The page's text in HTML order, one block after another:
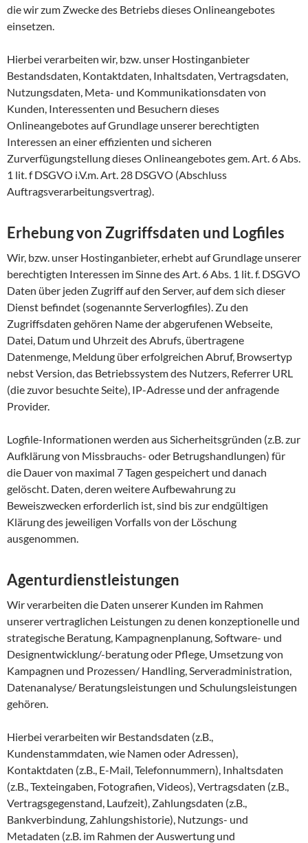
die wir zum Zwecke des Betriebs dieses Onlineangebotes
einsetzen.
Hierbei verarbeiten wir, bzw. unser Hostinganbieter
Bestandsdaten, Kontaktdaten, Inhaltsdaten, Vertragsdaten,
Nutzungsdaten, Meta- und Kommunikationsdaten von
Kunden, Interessenten und Besuchern dieses
Onlineangebotes auf Grundlage unserer berechtigten
Interessen an einer effizienten und sicheren
Zurverfügungstellung dieses Onlineangebotes gem. Art. 6 Abs.
1 lit. f DSGVO i.V.m. Art. 28 DSGVO (Abschluss
Auftragsverarbeitungsvertrag).
Erhebung von Zugriffsdaten und Logfiles
Wir, bzw. unser Hostinganbieter, erhebt auf Grundlage unserer
berechtigten Interessen im Sinne des Art. 6 Abs. 1 lit. f. DSGVO
Daten über jeden Zugriff auf den Server, auf dem sich dieser
Dienst befindet (sogenannte Serverlogfiles). Zu den
Zugriffsdaten gehören Name der abgerufenen Webseite,
Datei, Datum und Uhrzeit des Abrufs, übertragene
Datenmenge, Meldung über erfolgreichen Abruf, Browsertyp
nebst Version, das Betriebssystem des Nutzers, Referrer URL
(die zuvor besuchte Seite), IP-Adresse und der anfragende
Provider.
Logfile-Informationen werden aus Sicherheitsgründen (z.B. zur
Aufklärung von Missbrauchs- oder Betrugshandlungen) für
die Dauer von maximal 7 Tagen gespeichert und danach
gelöscht. Daten, deren weitere Aufbewahrung zu
Beweiszwecken erforderlich ist, sind bis zur endgültigen
Klärung des jeweiligen Vorfalls von der Löschung
ausgenommen.
Agenturdienstleistungen
Wir verarbeiten die Daten unserer Kunden im Rahmen
unserer vertraglichen Leistungen zu denen konzeptionelle und
strategische Beratung, Kampagnenplanung, Software- und
Designentwicklung/-beratung oder Pflege, Umsetzung von
Kampagnen und Prozessen/ Handling, Serveradministration,
Datenanalyse/ Beratungsleistungen und Schulungsleistungen
gehören.
Hierbei verarbeiten wir Bestandsdaten (z.B.,
Kundenstammdaten, wie Namen oder Adressen),
Kontaktdaten (z.B., E-Mail, Telefonnummern), Inhaltsdaten
(z.B., Texteingaben, Fotografien, Videos), Vertragsdaten (z.B.,
Vertragsgegenstand, Laufzeit), Zahlungsdaten (z.B.,
Bankverbindung, Zahlungshistorie), Nutzungs- und
Metadaten (z.B. im Rahmen der Auswertung und